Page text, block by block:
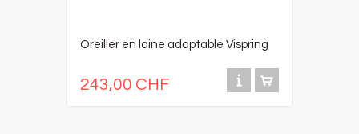
Oreiller en laine adaptable Vispring
243,00 CHF